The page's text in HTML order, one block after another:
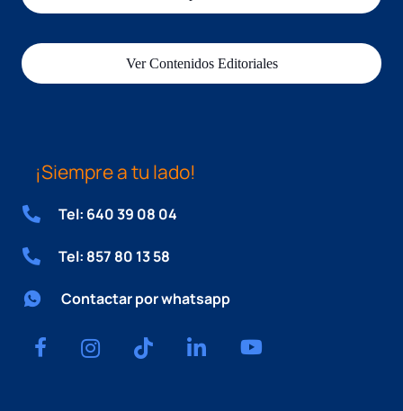
Ver Contenidos Editoriales
¡Siempre a tu lado!
Tel: 640 39 08 04
Tel: 857 80 13 58
Contactar por whatsapp